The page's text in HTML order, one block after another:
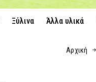
Ξύλινα Άλλα υλικά
Αρχική